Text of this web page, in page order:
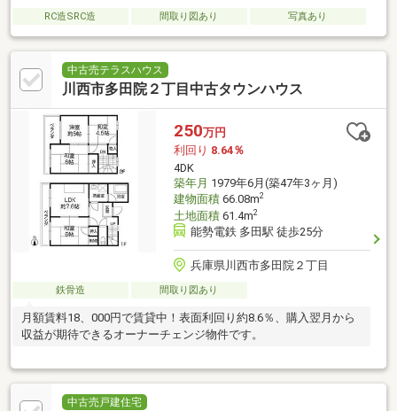
RC造SRC造 間取り図あり 写真あり
中古売テラスハウス
川西市多田院２丁目中古タウンハウス
250万円
利回り 8.64％
4DK
築年月 1979年6月(築47年3ヶ月)
建物面積66.08m2
土地面積61.4m2
能勢電鉄 多田駅 徒歩25分
兵庫県川西市多田院２丁目
鉄骨造 間取り図あり
月額賃料18、000円で賃貸中！表面利回り約8.6％、購入翌月から
収益が期待できるオーナーチェンジ物件です。
中古売戸建住宅